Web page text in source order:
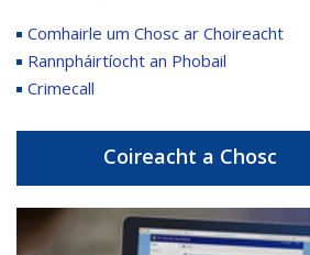
Comhairle um Chosc ar Choireacht
Rannpháirtíocht an Phobail
Crimecall
Coireacht a Chosc